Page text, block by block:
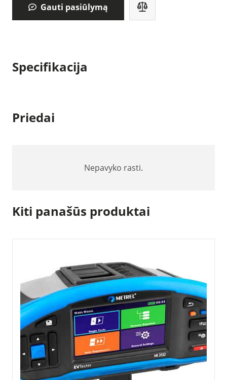
Gauti pasiūlymą
Specifikacija
Priedai
Nepavyko rasti.
Kiti panašūs produktai